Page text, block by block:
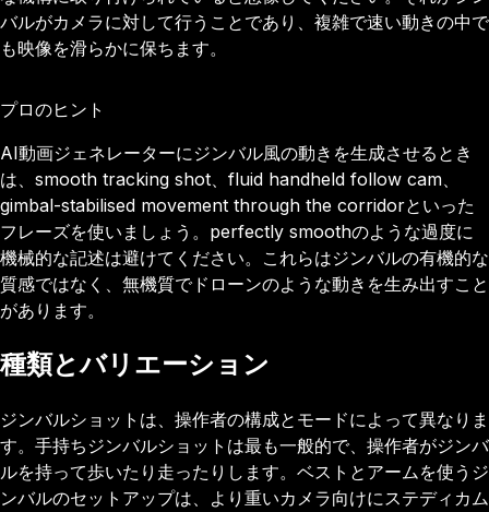
バルがカメラに対して行うことであり、複雑で速い動きの中で
も映像を滑らかに保ちます。
プロのヒント
AI動画ジェネレーターにジンバル風の動きを生成させるとき
は、smooth tracking shot、fluid handheld follow cam、
gimbal-stabilised movement through the corridorといった
フレーズを使いましょう。perfectly smoothのような過度に
機械的な記述は避けてください。これらはジンバルの有機的な
質感ではなく、無機質でドローンのような動きを生み出すこと
があります。
種類とバリエーション
ジンバルショットは、操作者の構成とモードによって異なりま
す。手持ちジンバルショットは最も一般的で、操作者がジンバ
ルを持って歩いたり走ったりします。ベストとアームを使うジ
ンバルのセットアップは、より重いカメラ向けにステディカム